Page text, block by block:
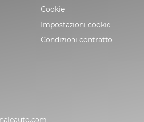
Cookie
Impostazioni cookie
Condizioni contratto